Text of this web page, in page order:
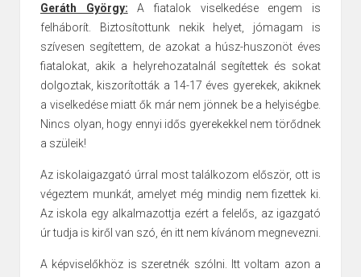
Geráth György: A fiatalok viselkedése engem is
felháborít. Biztosítottunk nekik helyet, jómagam is
szívesen segítettem, de azokat a húsz-huszonöt éves
fiatalokat, akik a helyrehozatalnál segítettek és sokat
dolgoztak, kiszorították a 14-17 éves gyerekek, akiknek
a viselkedése miatt ők már nem jönnek be a helyiségbe.
Nincs olyan, hogy ennyi idős gyerekekkel nem törődnek
a szüleik!
Az iskolaigazgató úrral most találkozom először, ott is
végeztem munkát, amelyet még mindig nem fizettek ki.
Az iskola egy alkalmazottja ezért a felelős, az igazgató
úr tudja is kiről van szó, én itt nem kívánom megnevezni.
A képviselőkhöz is szeretnék szólni. Itt voltam azon a